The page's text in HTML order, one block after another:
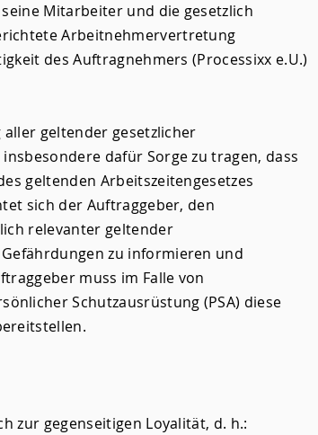
Mitarbeiter und die gesetzlich
Arbeitnehmervertretung
des Auftragnehmers (Processixx e.U.)
geltender gesetzlicher
dafür Sorge zu tragen, dass
geltenden Arbeitszeitengesetzes
sich der Auftraggeber, den
relevanter geltender
zu informieren und
muss im Falle von
Schutzausrüstung (PSA) diese
zur gegenseitigen Loyalität, d. h.: